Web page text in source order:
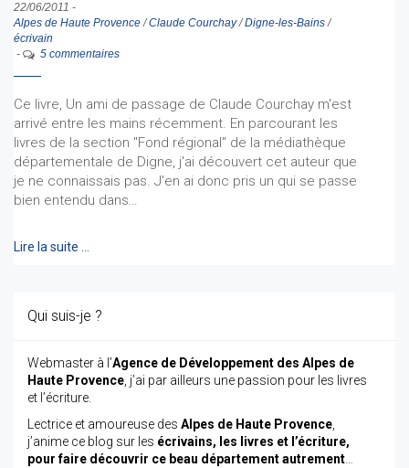
22/06/2011 -
Alpes de Haute Provence/Claude Courchay/Digne-les-Bains/
écrivain
-
5 commentaires
Ce livre, Un ami de passage de Claude Courchay m'est
arrivé entre les mains récemment. En parcourant les
livres de la section "Fond régional" de la médiathèque
départementale de Digne, j'ai découvert cet auteur que
je ne connaissais pas. J'en ai donc pris un qui se passe
bien entendu dans…
Lire la suite …
Qui suis-je ?
Webmaster à l’Agence de Développement des Alpes de
Haute Provence , j’ai par ailleurs une passion pour les livres
et l’écriture.
Lectrice et amoureuse des Alpes de Haute Provence
j’anime ce blog sur les écrivains, les livres et l’écriture,
pour faire découvrir ce beau département autrement